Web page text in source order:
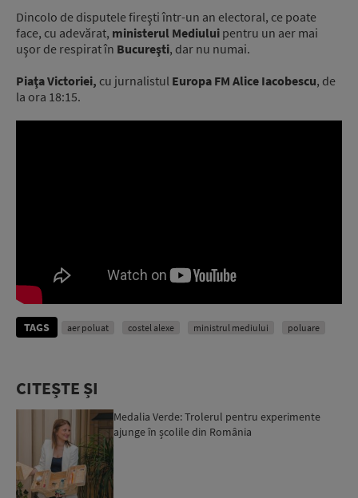
Dincolo de disputele fireşti într-un an electoral, ce poate
face, cu adevărat, ministerul Mediului pentru un aer mai
uşor de respirat în Bucureşti, dar nu numai.
Piaţa Victoriei, cu jurnalistul Europa FM Alice Iacobescu, de
la ora 18:15.
TAGS aer poluat costel alexe ministrul mediului poluare
CITEȘTE ȘI
Medalia Verde: Trolerul pentru experimente
ajunge în școlile din România